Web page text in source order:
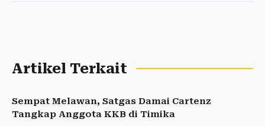
Artikel Terkait
Sempat Melawan, Satgas Damai Cartenz
Tangkap Anggota KKB di Timika